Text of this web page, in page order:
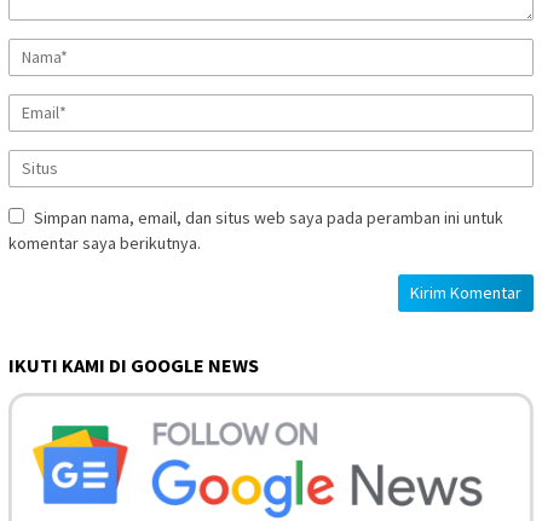
Simpan nama, email, dan situs web saya pada peramban ini untuk
komentar saya berikutnya.
IKUTI KAMI DI GOOGLE NEWS